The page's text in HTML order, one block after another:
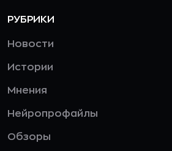
РУБРИКИ
Новости
Истории
Мнения
Нейропрофайлы
Обзоры